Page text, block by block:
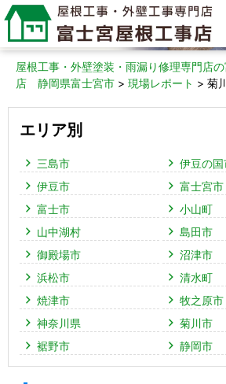
菊川市の現場レポート
屋根工事・外壁塗装・雨漏り修理専門店
店 静岡県富士宮市 > 現場レポート > 菊
エリア別
三島市
伊豆の国
伊豆市
富士宮市
富士市
小山町
山中湖村
島田市
御殿場市
沼津市
浜松市
清水町
焼津市
牧之原市
神奈川県
菊川市
裾野市
静岡市